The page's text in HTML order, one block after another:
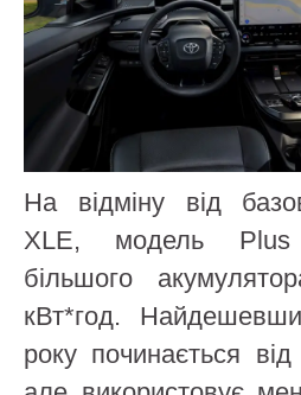
На відміну від
XLE, модель Plus
більшого
кВт*год.
року починається